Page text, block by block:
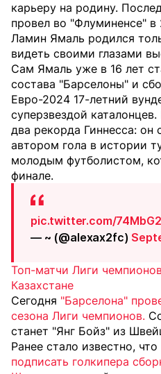
карьеру на родину.
провел во "Флуминенсе" в
Ламин Ямаль родился
видеть своими глазами
Сам Ямаль уже в 16 лет
состава "Барселоны" и
Евро-2024 17-летний
суперзвездой
два рекорда Гиннесса:
автором гола в истории
молодым футболистом,
финале.
pic.twitter.com/
— ~ (@alexax2fc)
Топ-матчи Лиги
Казахстане
Сегодня "Барселона"
сезона Лиги чемпионов.
станет "Янг Бойз" из
Ранее стало известно, что
подписать голкипера